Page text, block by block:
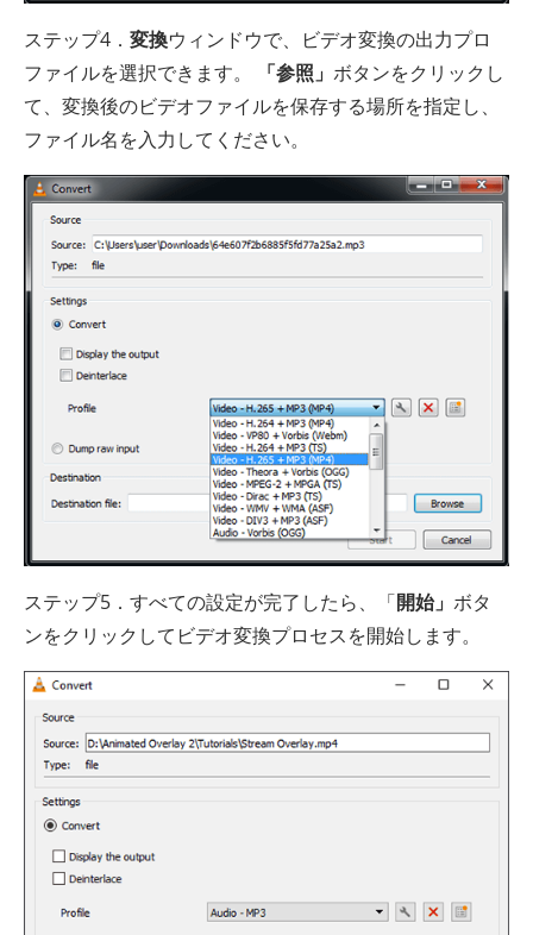
ステップ4． 変換ウィンドウで、ビデオ変換の出力プロ
ファイルを選択できます。
「参照」 ボタンをクリックし
て、変換後のビデオファイルを保存する場所を指定し、
ファイル名を入力してください。
ステップ5．すべての設定が完了したら、「開始」 ボタ
ンをクリックしてビデオ変換プロセスを開始します。